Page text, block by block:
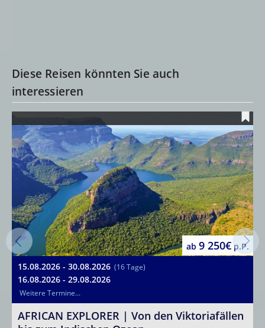
Diese Reisen könnten Sie auch
interessieren
15.08.2026 - 30.08.2026 (16 Tage)
16.08.2026 - 29.08.2026
Weitere Termine...
ab 9 250€ p.P.
AFRICAN EXPLORER | Von den Viktoriafällen